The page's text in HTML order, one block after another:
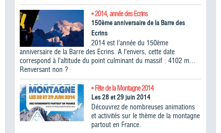
• 2014, année des Ecrins
150ème anniversaire de la Barre des
Ecrins
2014 est l’année du 150ème
anniversaire de la Barre des Ecrins. A l’envers, cette date
correspond à l’altitude du point culminant du massif : 4102 m...
Renversant non ?
• Fête de la Montagne 2014
Les 28 et 29 juin 2014
Découvrez de nombreuses animations
et activités sur le thème de la montagne
partout en France.